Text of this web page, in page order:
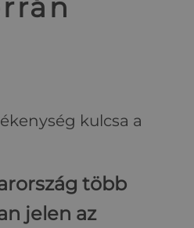
kulcsa a
több
jelen az